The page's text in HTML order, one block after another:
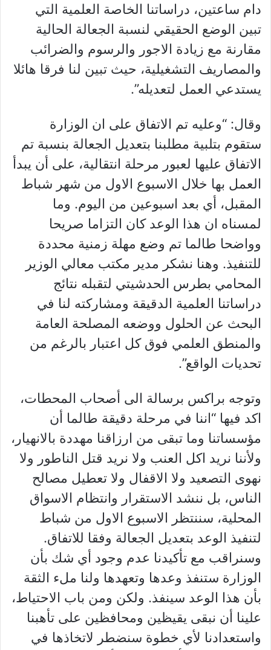
دام ساعتين، دراساتنا الخاصة العلمية التي
تبين الوضع الحقيقي لنسبة الجعالة الحالية
مقارنة مع زيادة الاجور والرسوم والضرائب
والمصاريف التشغيلية، حيث تبين لنا فرقا هائلا
يستدعي العمل لتعديله”.
وقال: “وعليه تم الاتفاق على ان الوزارة
ستقوم بتلبية مطلبنا بتعديل الجعالة بنسبة تم
الاتفاق عليها لعبور مرحلة انتقالية، على أن يبدأ
العمل بها خلال الاسبوع الاول من شهر شباط
المقبل، أي بعد اسبوعين من اليوم. وما
لمسناه ان هذا الوعد كان التزاما صريحا
وواضحا طالما تم وضع مهلة زمنية محددة
للتنفيذ. وهنا نشكر مدير مكتب معالي الوزير
المحامي بطرس الحدشيتي لتقبله نتائج
دراساتنا العلمية الدقيقة ومشاركته لنا في
البحث عن الحلول ووضعه المصلحة العامة
والمنطق العلمي فوق كل اعتبار بالرغم من
تحديات الواقع”.
وتوجه براكس برسالة الى أصحاب المحطات،
اكد فيها “اننا في مرحلة دقيقة طالما أن
مؤسساتنا وما تبقى من ارزاقنا مهددة بالانهيار،
ولأننا نريد اكل العنب ولا نريد قتل الناطور ولا
نهوى التصعيد ولا الاقفال ولا تعطيل مصالح
الناس، بل ننشد الاستقرار وانتظام الاسواق
المحلية، سننتظر الاسبوع الاول من شباط
لتنفيذ الوعد بتعديل الجعالة وفقا للاتفاق.
وسنراقب مع تأكيدنا عدم وجود أي شك بأن
الوزارة ستنفذ وعدها وتعهدها ولنا ملء الثقة
بأن هذا الوعد سينفذ. ولكن ومن باب الاحتياط،
علينا أن نبقى يقيظين ومحافظين على تأهبنا
واستعدادنا لأي خطوة سنضطر لاتخاذها في